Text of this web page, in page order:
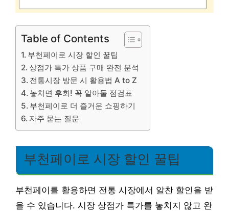
Table of Contents
부천페이로 시장 할인 꿀팁
상점가 특가 상품 구매 완전 분석
전통시장 방문 시 활용법 A to Z
놓치면 후회! 꼭 알아둘 점검표
부천페이로 더 즐거운 쇼핑하기
자주 묻는 질문
부천페이로 시장 할인 꿀팁
부천페이를 활용하면 전통 시장에서 알찬 할인을 받
을 수 있습니다. 시장 상점가 특가를 놓치지 않고 완